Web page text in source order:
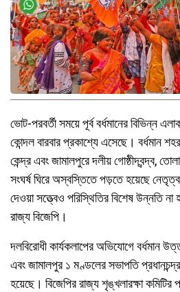
ভোট-পরবর্তী সময়ে পূর্ব বর্ধমানের বিভিন্ন
কোন্দল বারবার প্রকাশ্যে এসেছে। বর্ধমান
কেন্দ্র এবং জামালপুরে দলীয় গোষ্ঠীদ্বন্দ্ব,
সংঘর্ষ ঘিরে অস্বস্তিতে পড়তে হয়েছে
দেওয়া সত্ত্বেও পরিস্থিতির বিশেষ উন্নতি
রাজ্য বিজেপি।
দলবিরোধী কার্যকলাপের অভিযোগে বর্ধমান
এবং জামালপুর ১ মণ্ডলের সভাপতি
হয়েছে। বিজেপির রাজ্য শৃঙ্খলারক্ষা কমিটির